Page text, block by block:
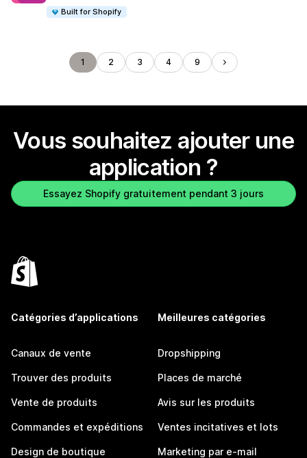
Built for Shopify
1 2 3 4 9
Vous souhaitez ajouter une
application ?
Essayez Shopify gratuitement pendant 3 jours
Catégories d’applications
Canaux de vente
Trouver des produits
Vente de produits
Commandes et expéditions
Design de boutique
Meilleures catégories
Dropshipping
Places de marché
Avis sur les produits
Ventes incitatives et lots
Marketing par e-mail